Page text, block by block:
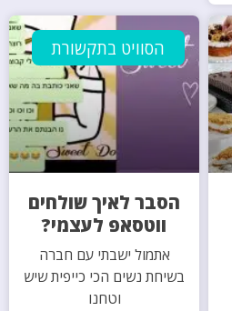
הסוויט בתקשורת
הסבר לאיך שולחים
ווטסאפ לעצמי?
אתמול ישבתי עם חברה
בשיחת נשים הכי כייפית שיש
וטחנו